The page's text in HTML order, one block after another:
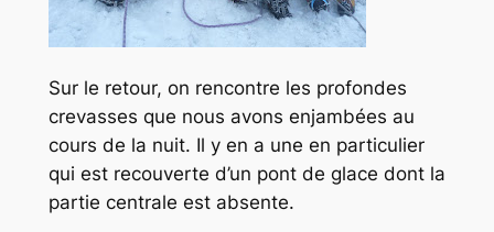
Sur le retour, on rencontre les profondes
crevasses que nous avons enjambées au
cours de la nuit. Il y en a une en particulier
qui est recouverte d’un pont de glace dont la
partie centrale est absente.